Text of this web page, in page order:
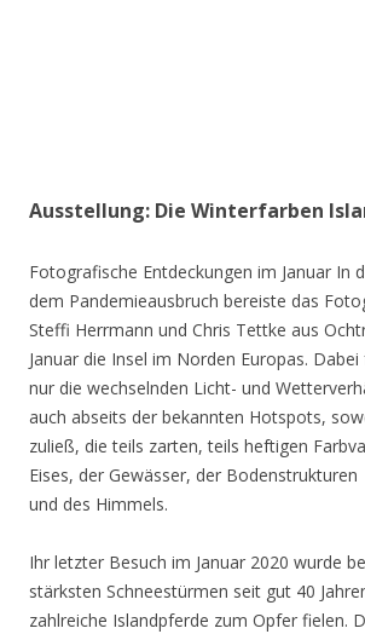
Ausstellung: Die Winterfarben
Fotografische Entdeckungen im Januar In
dem Pandemieausbruch bereiste das
Steffi Herrmann und Chris Tettke aus
Januar die Insel im Norden Europas.
nur die wechselnden Licht- und
auch abseits der bekannten Hotspots,
zuließ, die teils zarten, teils heftigen
Eises, der Gewässer, der Bodenstrukturen
und des Himmels.
Ihr letzter Besuch im Januar 2020 wurde
stärksten Schneestürmen seit gut 40
zahlreiche Islandpferde zum Opfer fielen.